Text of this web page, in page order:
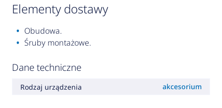
elementy dostawy
Obudowa.
Śruby montażowe.
Dane techniczne
Rodzaj urządzenia akcesorium